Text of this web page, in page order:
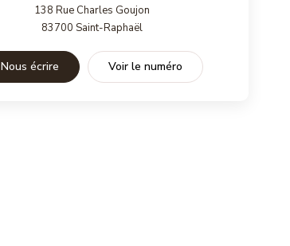
138 Rue Charles Goujon
83700 Saint-Raphaël
Nous écrire Voir le numéro